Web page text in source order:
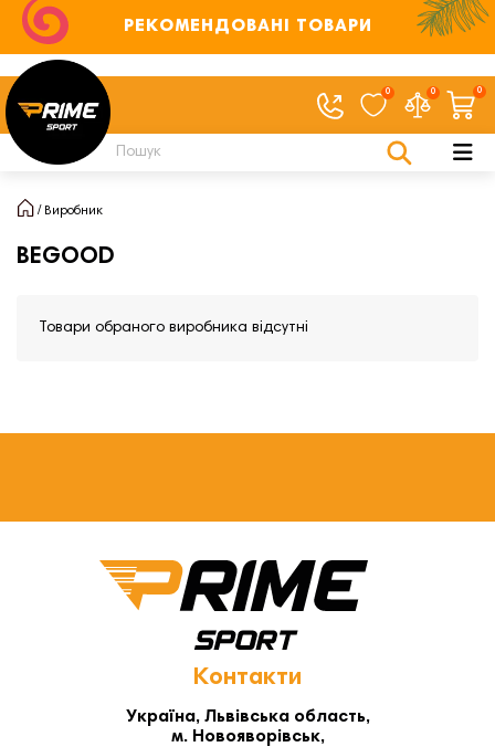
РЕКОМЕНДОВАНІ ТОВАРИ
0 0 0
Виробник
BEGOOD
Товари обраного виробника відсутні
Контакти
Україна, Львівська область,
м. Новояворівськ,